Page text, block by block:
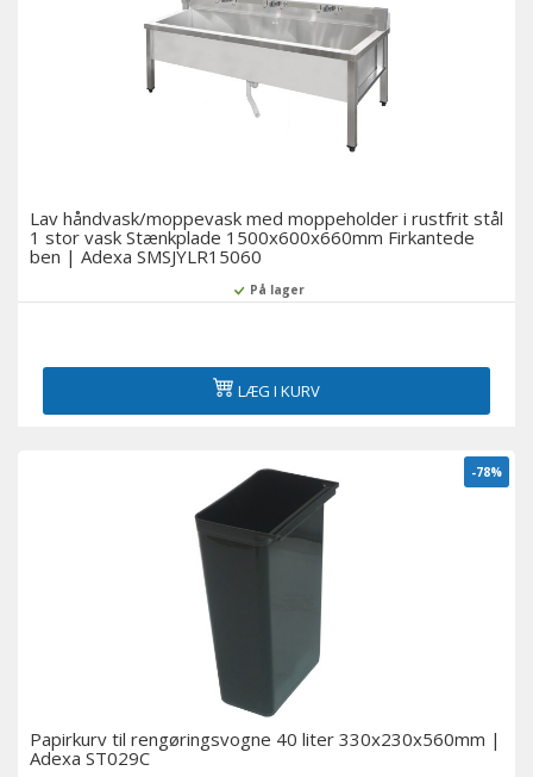
Lav håndvask/moppevask med moppeholder i rustfrit stål
1 stor vask Stænkplade 1500x600x660mm Firkantede
ben | Adexa SMSJYLR15060
På lager
LÆG I KURV
-78%
Papirkurv til rengøringsvogne 40 liter 330x230x560mm |
Adexa ST029C